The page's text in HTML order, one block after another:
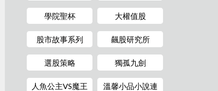
學院聖杯 大權值股
股市故事系列 飆股研究所
選股策略 獨孤九劍
人魚公主VS魔王
溫馨小品小說連